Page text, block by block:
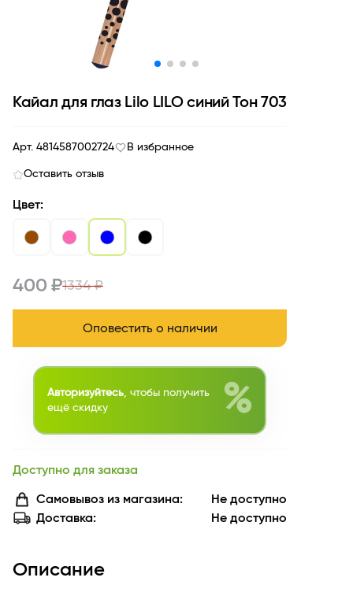
Кайал для глаз Lilo LILO синий Тон 703
Арт. 4814587002724 В избранное
Оставить отзыв
Цвет:
400 ₽1334 ₽
Оповестить о наличии
Авторизуйтесь , чтобы получить
ещё скидку
%
Доступно для заказа
Самовывоз из магазина:
Не доступно
Доставка:
Не доступно
Описание